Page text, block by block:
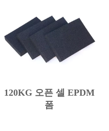
120KG 오픈 셀 EPDM
폼